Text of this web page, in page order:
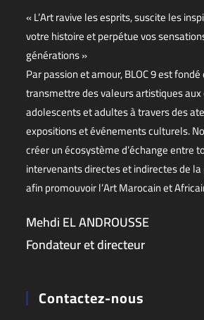
« L’Art ravive les esprits, suscite les
votre histoire et perpétue vos
générations »
Par passion et amour, BLOC 9 est
transmettre des valeurs artistiques
adolescents et adultes à travers des
expositions et événements culturels.
créer un écosystème d’échange entre
intervenants directes et indirectes de
afin promouvoir l’Art Marocain et
Mehdi EL ANDROUSSE
Fondateur et directeur
Contactez-nous